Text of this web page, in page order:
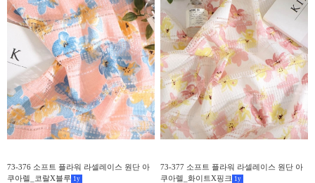
73-376 소프트 플라워 라셀레이스 원단 아
쿠아렐_코랄X블루 1 y
73-377 소프트 플라워 라셀레이스 원단 아
쿠아렐_화이트X핑크 1 y